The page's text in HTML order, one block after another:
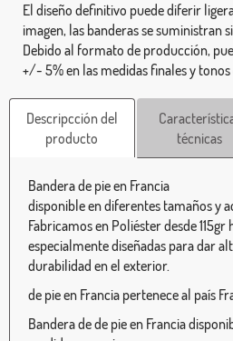
El diseño definitivo puede diferir
imagen, las banderas se suministran
Debido al formato de producción,
+/- 5% en las medidas finales y tonos
Descripcción del
producto
técnicas
Bandera de pie en Francia
disponible en diferentes tamaños y
Fabricamos en Poliéster desde
especialmente diseñadas para dar
durabilidad en el exterior.
de pie en Francia pertenece al país
Bandera de de pie en Francia